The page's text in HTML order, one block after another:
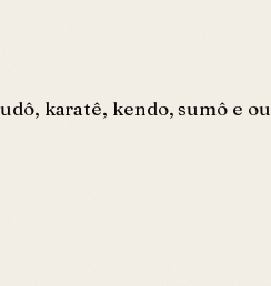
karatê, kendo, sumô e